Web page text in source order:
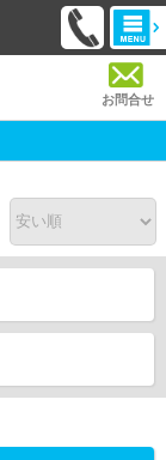
お問合せ